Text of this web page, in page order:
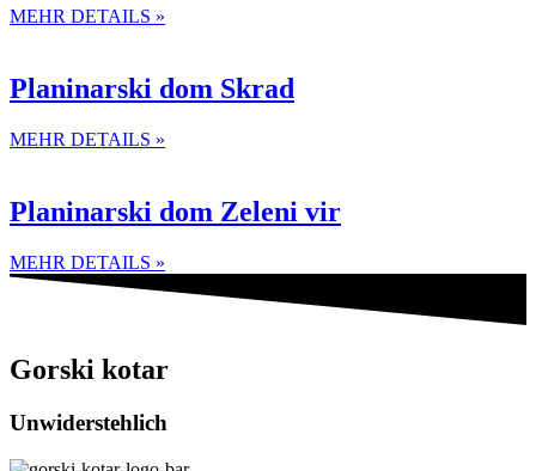
MEHR DETAILS »
Planinarski dom Skrad
MEHR DETAILS »
Planinarski dom Zeleni vir
MEHR DETAILS »
Gorski kotar
Unwiderstehlich